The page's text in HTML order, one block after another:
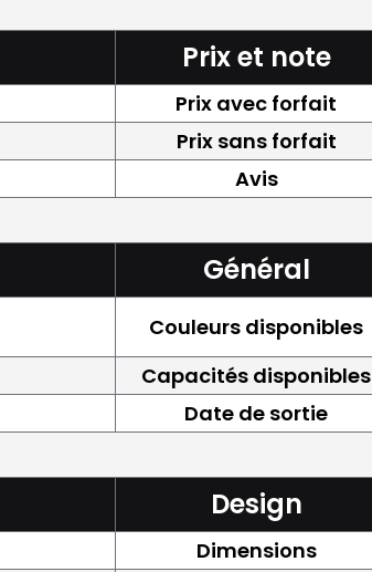
Prix et note
Prix avec forfait
Prix sans forfait
Avis
Général
Couleurs disponibles
Capacités disponibles
Date de sortie
Design
Dimensions